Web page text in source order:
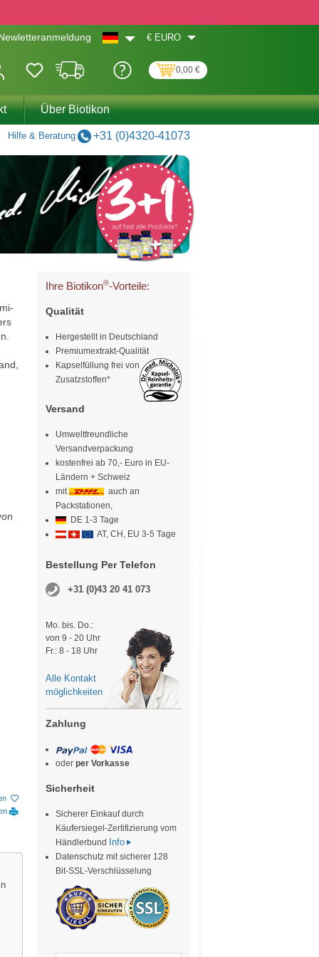
€ EURO
0,00 €
Über Biotikon
Hilfe & Beratung +31 (0)4320-41073
Ihre Biotikon®-Vorteile:
Qualität
Hergestellt in Deutschland
Premiumextrakt-Qualität
Kapselfüllung frei von
Zusatzstoffen*
Versand
Umweltfreundliche
Versandverpackung
kostenfrei ab 70,- Euro in EU-
Ländern + Schweiz
mit
auch an
Packstationen,
DE 1-3 Tage
AT, CH, EU 3-5 Tage
Bestellung Per Telefon
+31 (0)43 20 41 073
Mo. bis. Do.:
von 9 - 20 Uhr
Fr.: 8 - 18 Uhr
Alle Kontakt
möglichkeiten
Zahlung
oder per Vorkasse
Sicherheit
Sicherer Einkauf durch
Käufersiegel-Zertifizierung vom
Händlerbund
Info
Datenschutz mit sicherer 128
Bit-SSL-Verschlüsselung